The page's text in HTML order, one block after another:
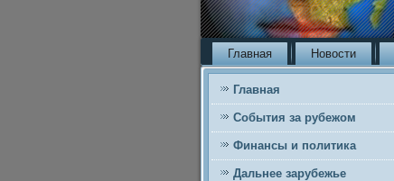
Главная Новости
Главная
События за рубежом
Финансы и политика
Дальнее зарубежье